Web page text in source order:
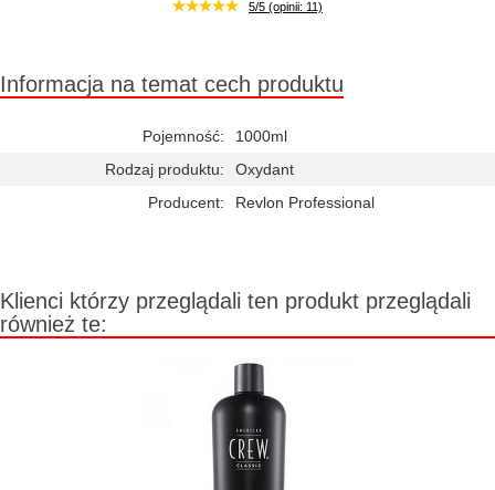
Duża ilość (wysyłka w 24h)
5/5 (opinii: 11)
Informacja na temat cech produktu
Pojemność:
1000ml
Rodzaj produktu:
Oxydant
Producent:
Revlon Professional
Klienci którzy przeglądali ten produkt przeglądali
również te: